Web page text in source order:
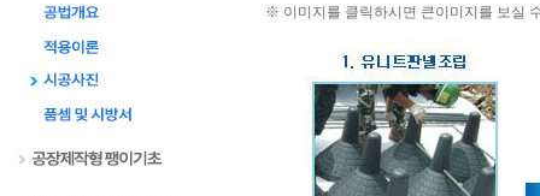
※ 이미지를 클릭하시면 큰이미지를 보실